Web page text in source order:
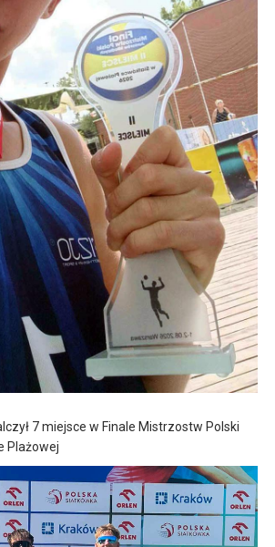
7 miejsce w Finale Mistrzostw Polski
Plażowej